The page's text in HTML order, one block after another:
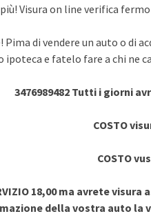
Visura on line verifica
Pima di vendere un auto o di
e fatelo fare a chi ne
3476989482 Tutti i giorni
COSTO
COSTO
18,00 ma avrete
della vostra auto